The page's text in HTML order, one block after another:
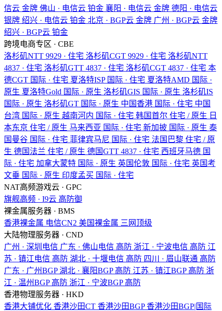
信云 金牌 佛山 · 电信云 铂金 襄阳 · 电信云 金牌 德阳 · 电信云
银牌 绍兴 · 电信云 铂金 北京 · BGP云 金牌 广州 · BGP云 金牌
绍兴 · BGP云 铂金
跨境电商专区 · CBE
洛杉矶NTT 9929 · 住宅 洛杉矶CGT 9929 · 住宅 洛杉矶NTT
4837 · 住宅 洛杉矶GTT 4837 · 住宅 洛杉矶CGT 4837 · 住宅 本
德CGT 国际 · 住宅 夏洛特ISP 国际 · 住宅 夏洛特AMD 国际 ·
原生 夏洛特Gold 国际 · 原生 洛杉矶GIS 国际 · 原生 洛杉矶IS
国际 · 原生 洛杉矶GT 国际 · 原生 中国香港 国际 · 住宅 中国
台湾 国际 · 原生 越南河内 国际 · 住宅 韩国首尔 住宅 / 原生 日
本东京 住宅 / 原生 马来西亚 国际 · 住宅 新加披 国际 · 原生 泰
国曼谷 国际 · 住宅 菲律宾马尼 国际 · 住宅 法国巴黎 住宅 / 原
生 德国法兰 住宅 / 原生 德国GTT 4837 · 住宅 西班牙马德 国
际 · 住宅 加拿大蒙特 国际 · 原生 英国伦敦 国际 · 住宅 英国考
文垂 国际 · 原生 印度孟买 国际 · 住宅
NAT高频游戏云 · GPC
旗舰高频 · I9云 高防御
裸金属服务器 · BMS
香港裸金属 电信CN2 美国裸金属 三网顶级
大陆物理服务器 · CND
广州 · 深圳电信 广东 · 佛山电信 高防 浙江 · 宁波电信 高防 江
苏 · 镇江电信 高防 湖北 · 十堰电信 高防 四川 · 眉山联通 高防
广东 · 广州BGP 湖北 · 襄阳BGP 高防 江苏 · 镇江BGP 高防 浙
江 · 温州BGP 高防 浙江 · 宁波BGP 高防
香港物理服务器 · HKD
香港大铺优化 香港沙田CT 香港沙田BGP 香港沙田BGP|国际